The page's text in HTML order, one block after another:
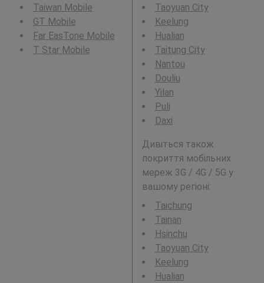
Taiwan Mobile
GT Mobile
Far EasTone Mobile
T Star Mobile
Taoyuan City
Keelung
Hualian
Taitung City
Nantou
Douliu
Yilan
Puli
Daxi
Дивіться також
покриття мобільних
мереж 3G / 4G / 5G у
вашому регіоні:
Taichung
Tainan
Hsinchu
Taoyuan City
Keelung
Hualian